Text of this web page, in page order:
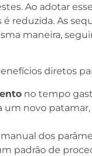
Ao adotar
reduzida. As
maneira,
diretos
no tempo
novo
dos
padrão de